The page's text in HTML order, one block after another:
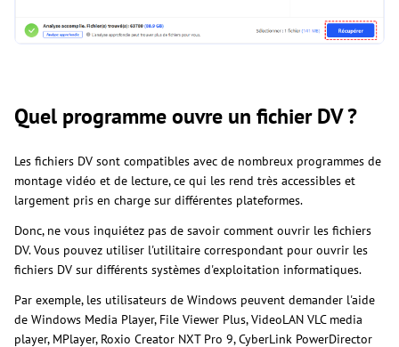
Quel programme ouvre un fichier DV ?
Les fichiers DV sont compatibles avec de nombreux programmes de
montage vidéo et de lecture, ce qui les rend très accessibles et
largement pris en charge sur différentes plateformes.
Donc, ne vous inquiétez pas de savoir comment ouvrir les fichiers
DV. Vous pouvez utiliser l'utilitaire correspondant pour ouvrir les
fichiers DV sur différents systèmes d'exploitation informatiques.
Par exemple, les utilisateurs de Windows peuvent demander l'aide
de Windows Media Player, File Viewer Plus, VideoLAN VLC media
player, MPlayer, Roxio Creator NXT Pro 9, CyberLink PowerDirector